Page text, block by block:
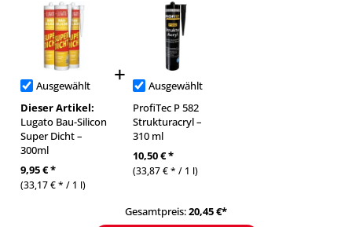
Ausgewählt
Dieser Artikel:
Lugato Bau-Silicon
Super Dicht –
300ml
9,95 € *
(33,17 € * / 1 l)
Ausgewählt
ProfiTec P 582
Strukturacryl –
310 ml
10,50 € *
(33,87 € * / 1 l)
Gesamtpreis:20,45€*